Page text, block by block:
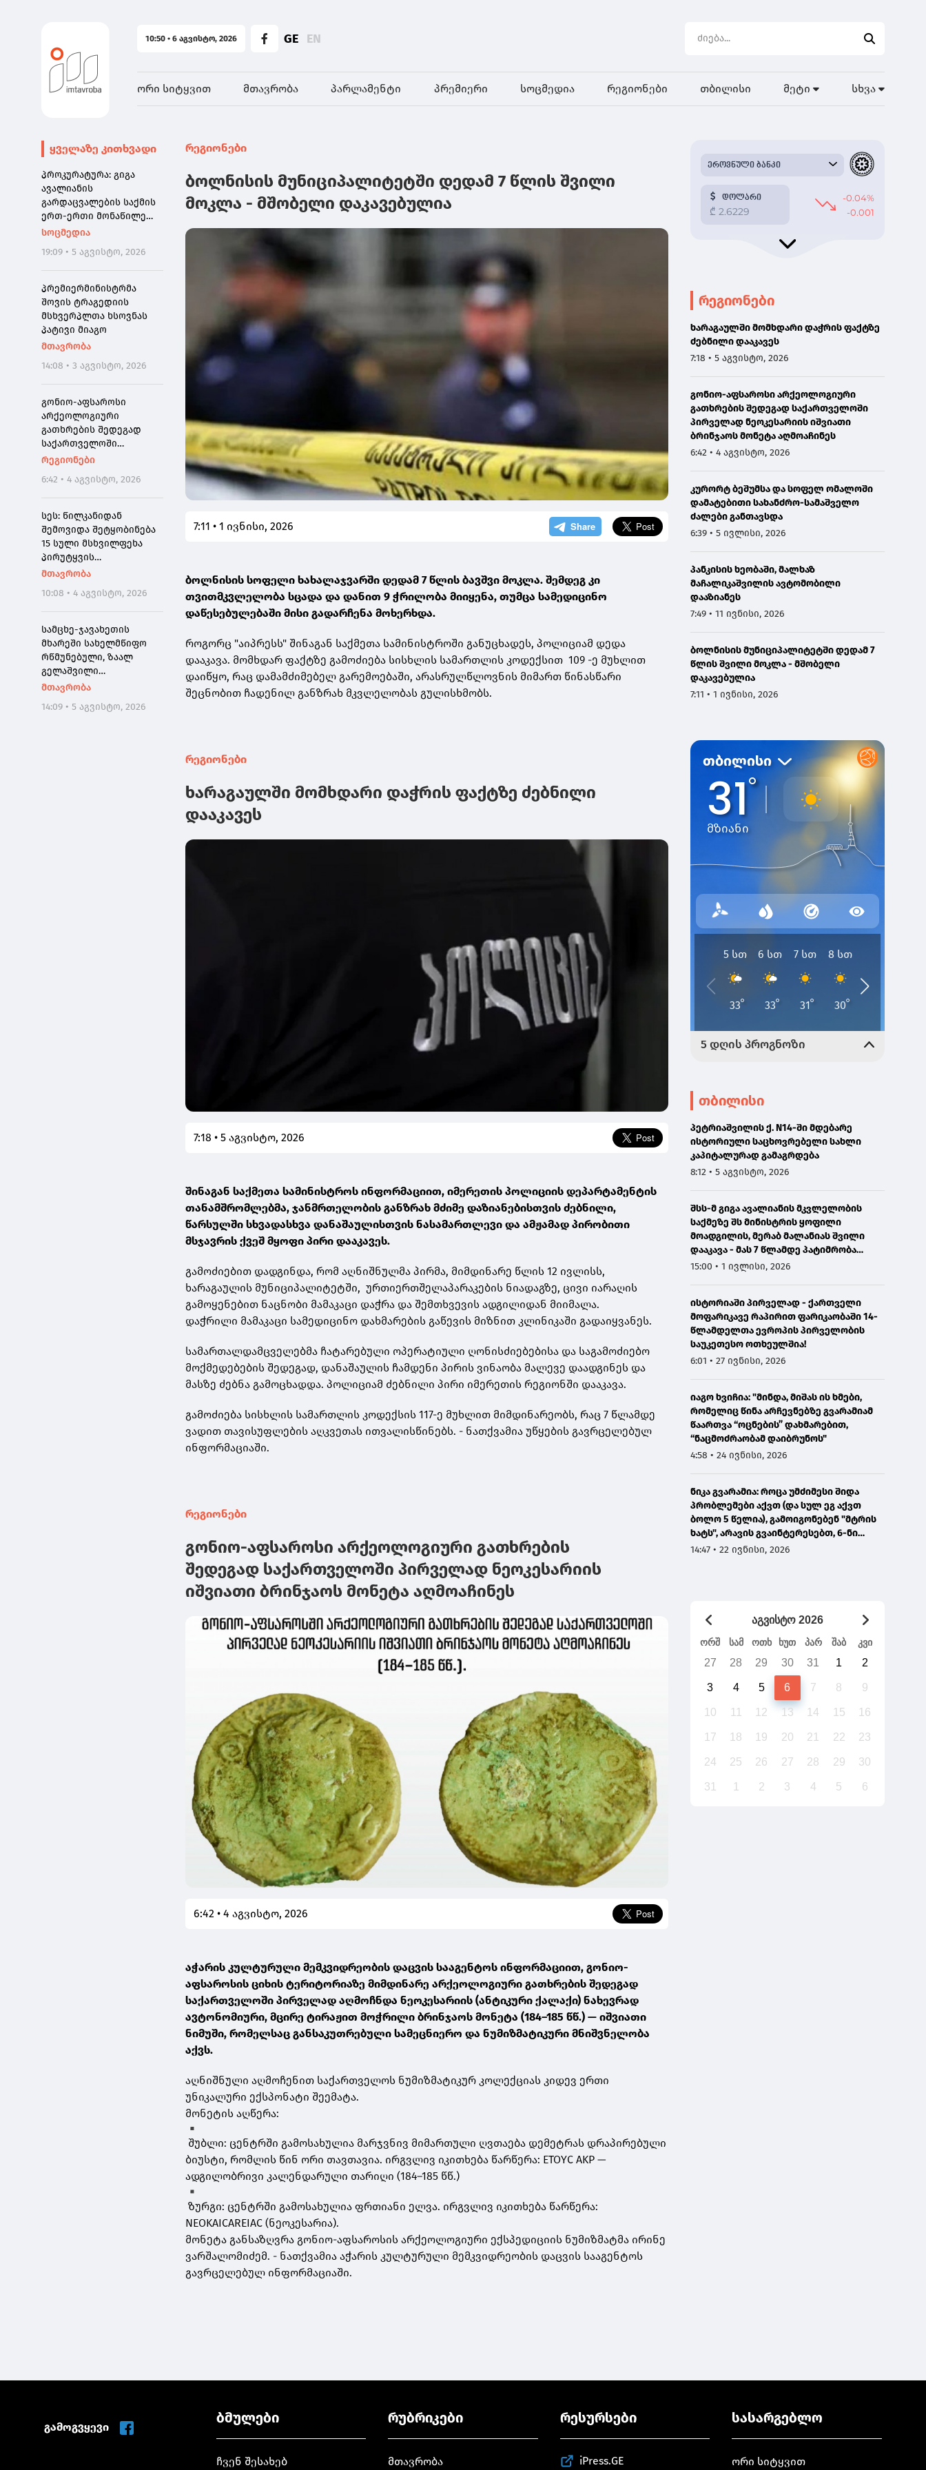
10:50 • 6 აგვისტო, 2026 GE EN
ორი სიტყვით მთავრობა პარლამენტი პრემიერი სოცმედია რეგიონები თბილისი მეტი სხვა
ყველაზე კითხვადი
პროკურატურა: გიგა
ავალიანის
გარდაცვალების საქმის
ერთ-ერთი მონაწილე
ნია იმნაძე დაკავებულია
სოცმედია
19:09 • 5 აგვისტო, 2026
პრემიერმინისტრმა
შოვის ტრაგედიის
მსხვერპლთა ხსოვნას
პატივი მიაგო
მთავრობა
14:08 • 3 აგვისტო, 2026
გონიო-აფსაროსი
არქეოლოგიური
გათხრების შედეგად
საქართველოში
პირველად ნეოკესარიის
მონეტა აღმოაჩინეს
რეგიონები
6:42 • 4 აგვისტო, 2026
სეს: წილკანიდან
შემოვიდა შეტყობინება
15 სული მსხვილფეხა
პირუტყვის
ინტოქსიკაციის შესახებ -
ჯანმრთელობისთვის
საშიში ხორცის
რეალიზაციის
მცდელობა აღიკვეთა
მთავრობა
10:08 • 4 აგვისტო, 2026
სამცხე-ჯავახეთის
მხარეში სახელმწიფო
რწმუნებული, ზაალ
გელაშვილი
გარდაიცვალა
მთავრობა
14:09 • 5 აგვისტო, 2026
რეგიონები
ბოლნისის მუნიციპალიტეტში დედამ 7 წლის შვილი
მოკლა - მშობელი დაკავებულია
7:11 • 1 ივნისი, 2026
ბოლნისის სოფელი ხახალაჯვარში დედამ 7 წლის ბავშვი მოკლა. შემდეგ კი
თვითმკვლელობა სცადა და დანით 9 ჭრილობა მიიყენა, თუმცა სამედიცინო
დაწესებულებაში მისი გადარჩენა მოხერხდა.
როგორც "აიპრესს" შინაგან საქმეთა სამინისტროში განუცხადეს, პოლიციამ დედა
დააკავა. მომხდარ ფაქტზე გამოძიება სისხლის სამართლის კოდექსით 109 -ე მუხლით
დაიწყო, რაც დამამძიმებელ გარემოებაში, არასრულწლოვნის მიმართ წინასწარი
შეცნობით ჩადენილ განზრახ მკვლელობას გულისხმობს.
რეგიონები
ხარაგაულში მომხდარი დაჭრის ფაქტზე ძებნილი
დააკავეს
7:18 • 5 აგვისტო, 2026
შინაგან საქმეთა სამინისტროს ინფორმაციით, იმერეთის პოლიციის დეპარტამენტის
თანამშრომლებმა, ჯანმრთელობის განზრახ მძიმე დაზიანებისთვის ძებნილი,
წარსულში სხვადასხვა დანაშაულისთვის ნასამართლევი და ამჟამად პირობითი
მსჯავრის ქვეშ მყოფი პირი დააკავეს.
გამოძიებით დადგინდა, რომ აღნიშნულმა პირმა, მიმდინარე წლის 12 ივლისს,
ხარაგაულის მუნიციპალიტეტში, ურთიერთშელაპარაკების ნიადაგზე, ცივი იარაღის
გამოყენებით ნაცნობი მამაკაცი დაჭრა და შემთხვევის ადგილიდან მიიმალა.
დაჭრილი მამაკაცი სამედიცინო დახმარების გაწევის მიზნით კლინიკაში გადაიყვანეს.
სამართალდამცველებმა ჩატარებული ოპერატიული ღონისძიებებისა და საგამოძიებო
მოქმედებების შედეგად, დანაშაულის ჩამდენი პირის ვინაობა მალევე დაადგინეს და
მასზე ძებნა გამოცხადდა. პოლიციამ ძებნილი პირი იმერეთის რეგიონში დააკავა.
გამოძიება სისხლის სამართლის კოდექსის 117-ე მუხლით მიმდინარეობს, რაც 7 წლამდე
ვადით თავისუფლების აღკვეთას ითვალისწინებს. - ნათქვამია უწყების გავრცელებულ
ინფორმაციაში.
რეგიონები
გონიო-აფსაროსი არქეოლოგიური გათხრების
შედეგად საქართველოში პირველად ნეოკესარიის
იშვიათი ბრინჯაოს მონეტა აღმოაჩინეს
6:42 • 4 აგვისტო, 2026
აჭარის კულტურული მემკვიდრეობის დაცვის სააგენტოს ინფორმაციით, გონიო-
აფსაროსის ციხის ტერიტორიაზე მიმდინარე არქეოლოგიური გათხრების შედეგად
საქართველოში პირველად აღმოჩნდა ნეოკესარიის (ანტიკური ქალაქი) ნახევრად
ავტონომიური, მცირე ტირაჟით მოჭრილი ბრინჯაოს მონეტა (184–185 წწ.) — იშვიათი
ნიმუში, რომელსაც განსაკუთრებული სამეცნიერო და ნუმიზმატიკური მნიშვნელობა
აქვს.
აღნიშნული აღმოჩენით საქართველოს ნუმიზმატიკურ კოლექციას კიდევ ერთი
უნიკალური ექსპონატი შეემატა.
მონეტის აღწერა:
შუბლი: ცენტრში გამოსახულია მარჯვნივ მიმართული ღვთაება დემეტრას დრაპირებული
ბიუსტი, რომლის წინ ორი თავთავია. ირგვლივ იკითხება წარწერა: ETOYC AKP —
ადგილობრივი კალენდარული თარიღი (184–185 წწ.)
ზურგი: ცენტრში გამოსახულია ფრთიანი ელვა. ირგვლივ იკითხება წარწერა:
NEOKAICAREIAC (ნეოკესარია).
მონეტა განსაზღვრა გონიო-აფსაროსის არქეოლოგიური ექსპედიციის ნუმიზმატმა ირინე
ვარშალომიძემ. - ნათქვამია აჭარის კულტურული მემკვიდრეობის დაცვის სააგენტოს
გავრცელებულ ინფორმაციაში.
რეგიონები
ხარაგაულში მომხდარი დაჭრის ფაქტზე
ძებნილი დააკავეს
7:18 • 5 აგვისტო, 2026
გონიო-აფსაროსი არქეოლოგიური
გათხრების შედეგად საქართველოში
პირველად ნეოკესარიის იშვიათი
ბრინჯაოს მონეტა აღმოაჩინეს
6:42 • 4 აგვისტო, 2026
კურორტ ბეშუმსა და სოფელ ომალოში
დამატებითი სახანძრო-სამაშველო
ძალები განთავსდა
6:39 • 5 ივლისი, 2026
პანკისის ხეობაში, მალხაზ
მაჩალიკაშვილის ავტომობილი
დააზიანეს
7:49 • 11 ივნისი, 2026
ბოლნისის მუნიციპალიტეტში დედამ 7
წლის შვილი მოკლა - მშობელი
დაკავებულია
7:11 • 1 ივნისი, 2026
თბილისი
პეტრიაშვილის ქ. N14-ში მდებარე
ისტორიული საცხოვრებელი სახლი
კაპიტალურად გამაგრდება
8:12 • 5 აგვისტო, 2026
შსს-მ გიგა ავალიანის მკვლელობის
საქმეზე შს მინისტრის ყოფილი
მოადგილის, მერაბ მალანიას შვილი
დააკავა - მას 7 წლამდე პატიმრობა
ემუქრება
15:00 • 1 ივლისი, 2026
ისტორიაში პირველად - ქართველი
მოფარიკავე რაპირით ფარიკაობაში 14-
წლამდელთა ევროპის პირველობის
საუკეთესო ოთხეულშია!
6:01 • 27 ივნისი, 2026
იაგო ხვიჩია: "მინდა, მიშას ის ხმები,
რომელიც წინა არჩევნებზე გვარამიამ
წაართვა “ოცნების” დახმარებით,
“ნაცმოძრაობამ დაიბრუნოს"
4:58 • 24 ივნისი, 2026
ნიკა გვარამია: როცა უმძიმესი შიდა
პრობლემები აქვთ (და სულ ეგ აქვთ
ბოლო 5 წელია), გამოიგონებენ "მტრის
ხატს", არავის გვაინტერესებთ, 6-ნი
ხართ და 7 დაჯგუფება გაქვთ -
14:47 • 22 ივნისი, 2026
აგვისტო 2026
ორშ სამ ოთხ ხუთ პარ შაბ კვი
27 28 29 30 31 1 2
3 4 5 6 7 8 9
10 11 12 13 14 15 16
17 18 19 20 21 22 23
24 25 26 27 28 29 30
31 1 2 3 4 5 6
გამოგვყევი
ბმულები
ჩვენ შესახებ
რუბრიკები
მთავრობა
რესურსები
iPress.GE
სასარგებლო
ორი სიტყვით